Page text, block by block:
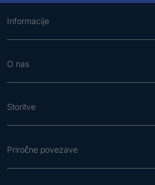
Informacije
O nas
Storitve
Priročne povezave